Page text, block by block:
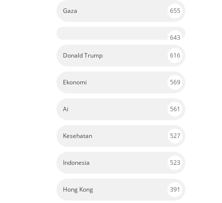
Gaza 655
643
Donald Trump 616
Ekonomi 569
Ai 561
Kesehatan 527
Indonesia 523
Hong Kong 391